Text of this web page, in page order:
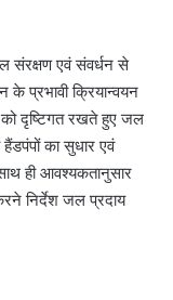
संरक्षण एवं संवर्धन से
के प्रभावी क्रियान्वयन
को दृष्टिगत रखते हुए जल
का सुधार एवं
ही आवश्यकतानुसार
निर्देश जल प्रदाय